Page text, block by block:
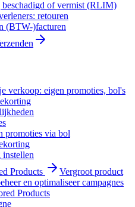
beschadigd of vermist (RLIM)
retouren
(BTW-)facturen
verkoop: eigen promoties, bol's
promoties via bol
Products
Vergroot product
en optimaliseer campagnes
Products